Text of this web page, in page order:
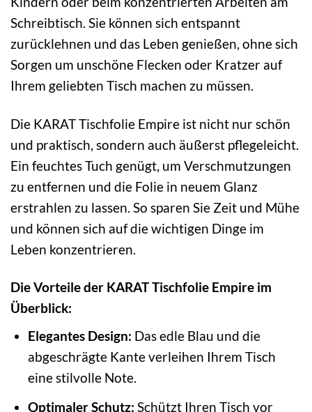
Schreibtisch. Sie können sich entspannt
zurücklehnen und das Leben genießen, ohne sich
Sorgen um unschöne Flecken oder Kratzer auf
Ihrem geliebten Tisch machen zu müssen.
Die KARAT Tischfolie Empire ist nicht nur schön
und praktisch, sondern auch äußerst pflegeleicht.
Ein feuchtes Tuch genügt, um Verschmutzungen
zu entfernen und die Folie in neuem Glanz
erstrahlen zu lassen. So sparen Sie Zeit und Mühe
und können sich auf die wichtigen Dinge im
Leben konzentrieren.
Die Vorteile der KARAT Tischfolie Empire im
Überblick:
Elegantes Design: Das edle Blau und die
abgeschrägte Kante verleihen Ihrem Tisch
eine stilvolle Note.
Optimaler Schutz: Schützt Ihren Tisch vor